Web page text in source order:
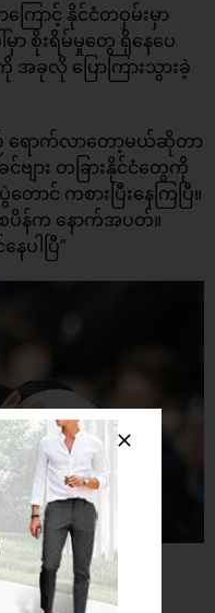
ောင့် နိုင်ငံတဝှမ်းမှာ
စိုးရိမ်မှုတွေ ရှိနေပေ
ခုလို ပြောကြားသွားခဲ့
ရောက်လာတော့မယ်ဆိုတာ
ဗျား တခြားနိုင်ငံတွေကို
င် ကစားပြီးနေကြပြီ။
ပိန်က နောက်အပတ်။
ပါပြီ”